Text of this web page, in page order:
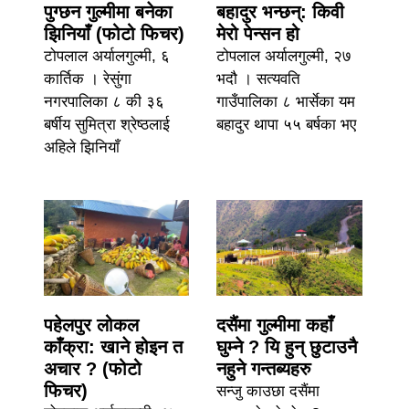
पुग्छन गुल्मीमा बनेका
झिनियाँ (फोटो फिचर)
टोपलाल अर्यालगुल्मी, ६
कार्तिक । रेसुंगा
नगरपालिका ८ की ३६
बर्षीय सुमित्रा श्रेष्ठलाई
अहिले झिनियाँ
बहादुर भन्छन्: किवी
मेरो पेन्सन हो
टोपलाल अर्यालगुल्मी, २७
भदौ । सत्यवति
गाउँपालिका ८ भार्सेका यम
बहादुर थापा ५५ बर्षका भए
पहेलपुर लोकल
काँक्रा: खाने होइन त
अचार ? (फोटो
फिचर)
दसैंमा गुल्मीमा कहाँ
घुम्ने ? यि हुन् छुटाउनै
नहुने गन्तब्यहरु
सन्जु काउछा दसैंमा